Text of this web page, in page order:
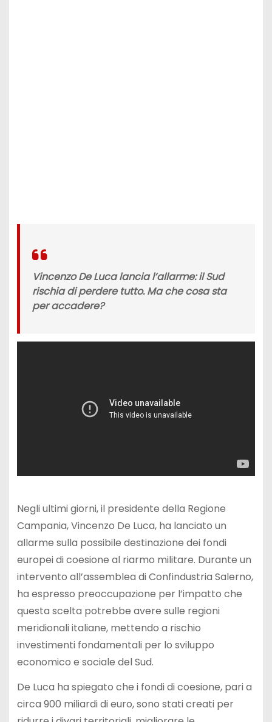
Vincenzo De Luca lancia l’allarme: il Sud
rischia di perdere tutto. Ma che cosa sta
per accadere?
Negli ultimi giorni, il presidente della Regione
Campania, Vincenzo De Luca, ha lanciato un
allarme sulla possibile destinazione dei fondi
europei di coesione al riarmo militare. Durante un
intervento all’assemblea di Confindustria Salerno,
ha espresso preoccupazione per l’impatto che
questa scelta potrebbe avere sulle regioni
meridionali italiane, mettendo a rischio
investimenti fondamentali per lo sviluppo
economico e sociale del Sud.
De Luca ha spiegato che i fondi di coesione, pari a
circa 900 miliardi di euro, sono stati creati per